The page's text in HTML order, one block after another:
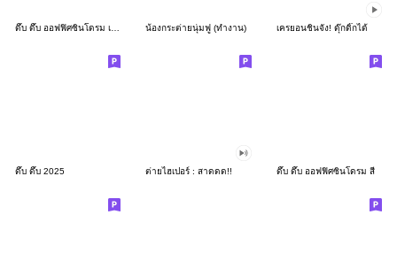
ดึ๊บ ดึ๊บ ออฟฟิศซินโดรม เก้า น้องกระต่ายนุ่มฟู (ทำงาน) เครยอนชินจัง! ดุ๊กดิ๊กได้
ดึ๊บ ดึ๊บ 2025 ต่ายไฮเปอร์ : สาดดด!! ดึ๊บ ดึ๊บ ออฟฟิศซินโดรม สี่